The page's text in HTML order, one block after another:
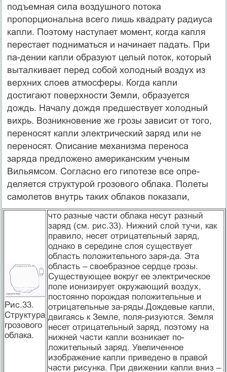
подъемная сила воздушного потока
пропорциональна всего лишь квадрату радиуса
капли. Поэтому наступает момент, когда капля
перестает подниматься и начинает падать. При
па-дении капли образуют целый поток, который
выталкивает перед собой холодный воздух из
верхних слоев атмосферы. Когда капли
достигают поверхности Земли, образуется
дождь. Началу дождя предшествует холодный
вихрь. Возникновение же грозы зависит от того,
переносят капли электрический заряд или не
переносят. Описание механизма переноса
заряда предложено американским ученым
Вильямсом. Согласно его гипотезе все опре-
деляется структурой грозового облака. Полеты
самолетов внутрь таких облаков показали,
Рис.33.
Структура
грозового
облака.
что разные части облака несут разный
заряд (см. рис.33). Нижний слой тучи, как
правило, несет отрицательный заряд,
однако в середине слоя существует
область положительного заря-да. Эта
область – своебразное сердце грозы.
Существующее вокруг ее электрическое
поле ионизирует окружающий воздух,
постоянно порождая положительные и
отрицательные за-ряды.Дождевые капли,
двигаясь к Земле, поля-ризуются. Земля
несет отрицательный заряд, поэтому на
нижней части капли возникает по-
ложительный заряд. Увеличенное
изображение капли приведено в правой
части рисунка. При движении капли вниз –